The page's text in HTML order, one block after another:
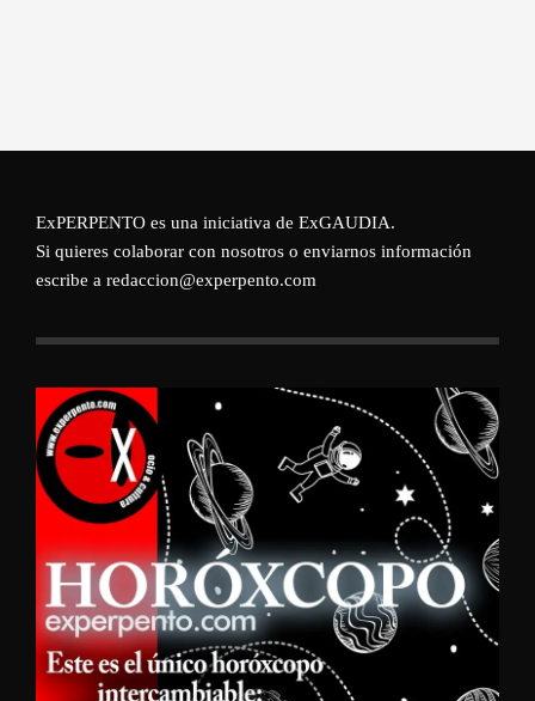
ExPERPENTO es una iniciativa de ExGAUDIA.
Si quieres colaborar con nosotros o enviarnos información
escribe a redaccion@experpento.com